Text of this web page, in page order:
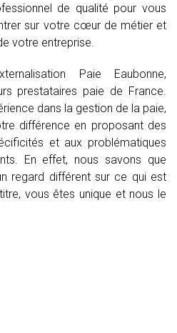
de qualité pour vous
sur votre cœur de métier et
votre entreprise.
Paie Eaubonne,
prestataires paie de France.
dans la gestion de la paie,
différence en proposant des
et aux problématiques
En effet, nous savons que
regard différent sur ce qui est
vous êtes unique et nous le